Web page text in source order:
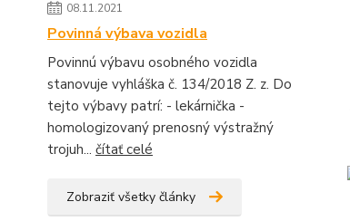
08.11.2021
Povinná výbava vozidla
Povinnú výbavu osobného vozidla
stanovuje vyhláška č. 134/2018 Z. z. Do
tejto výbavy patrí: - lekárnička -
homologizovaný prenosný výstražný
trojuh... čítať celé
Zobraziť všetky články